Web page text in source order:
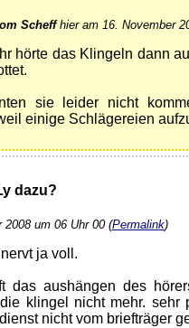
Scheffhier am 16. November
hörte das Klingeln dann
sie leider nicht
einige Schlägereien
dazu?
2008 um 06 Uhr 00 (Permalink)
ja voll.
das aushängen des
klingel nicht mehr. sehr
nicht vom briefträger